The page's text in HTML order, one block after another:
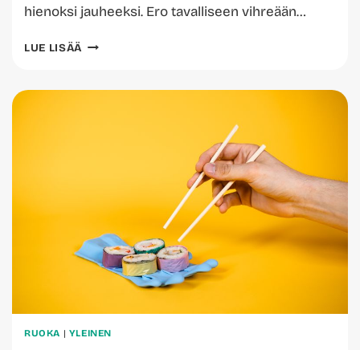
hienoksi jauheeksi. Ero tavalliseen vihreään…
LUE LISÄÄ MATCHAN
RUNSAASTI
RUOKA | YLEINEN